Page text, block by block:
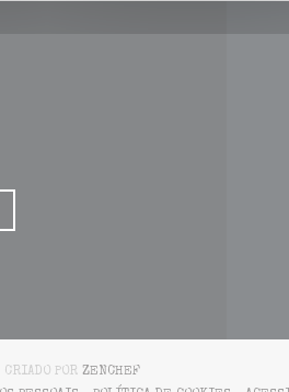
POR ZENCHEF((ABRE NUMA NOVA